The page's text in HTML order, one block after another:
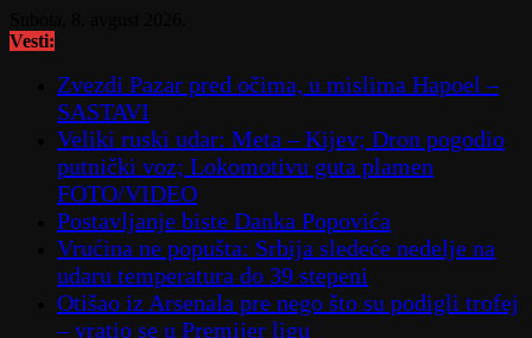
to
Vesti:
Zvezdi Pazar pred očima, u mislima Hapoel –
SASTAVI
Veliki ruski udar: Meta – Kijev; Dron pogodio
putnički voz; Lokomotivu guta plamen
FOTO/VIDEO
Postavljanje biste Danka Popovića
Vrućina ne popušta: Srbija sledeće nedelje na
udaru temperatura do 39 stepeni
Otišao iz Arsenala pre nego što su podigli trofej
– vratio se u Premijer ligu